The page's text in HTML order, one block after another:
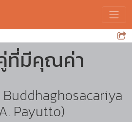
ที่มีคุณค่า
Payutto)